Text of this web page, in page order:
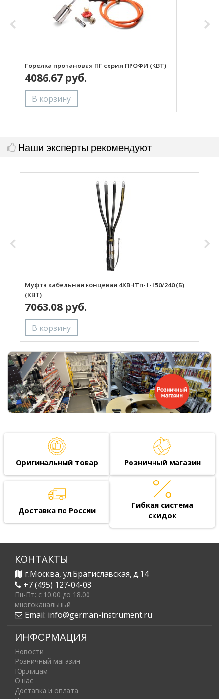
Горелка пропановая ПГ серия ПРОФИ (КВТ)
4086.67 руб.
Наши эксперты рекомендуют
Муфта кабельная концевая 4КВНТп-1-150/240 (Б)
(КВТ)
7063.08 руб.
Оригинальный товар Розничный магазин
Доставка по России
Гибкая система
скидок
КОНТАКТЫ
г.Москва, ул.Братиславская, д.14
+7 (495) 127-04-08
Пн-Пт: c 10.00 до 18.00
многоканальный
Email: info@german-instrument.ru
ИНФОРМАЦИЯ
Новости
Розничный магазин
Юр.лицам
О нас
Доставка и оплата